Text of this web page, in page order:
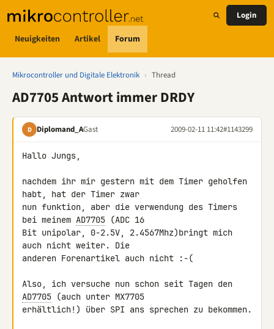
Neuigkeiten Artikel Forum
Login
Mikrocontroller und Digitale Elektronik › Thread
AD7705 Antwort immer DRDY
D Diplomand_AGast 2009-02-11 11:42#1143299
Hallo Jungs,
nachdem ihr mir gestern mit dem Timer geholfen
habt, hat der Timer zwar
nun funktion, aber die verwendung des Timers
bei meinem AD7705 (ADC 16
Bit unipolar, 0-2.5V, 2.4567Mhz)bringt mich
auch nicht weiter. Die
anderen Forenartikel auch nicht :-(
AD7705 (auch unter MX7705
erhältlich!) über SPI ans sprechen zu bekommen.